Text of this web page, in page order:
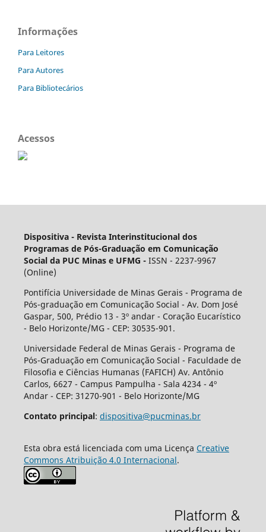
Informações
Para Leitores
Para Autores
Para Bibliotecários
Acessos
Dispositiva - Revista Interinstitucional dos
Programas de Pós-Graduação em Comunicação
Social da PUC Minas e UFMG - ISSN - 2237-9967
(Online)
Pontifícia Universidade de Minas Gerais - Programa de
Pós-graduação em Comunicação Social - Av. Dom José
Gaspar, 500, Prédio 13 - 3º andar - Coração Eucarístico
- Belo Horizonte/MG - CEP: 30535-901.
Universidade Federal de Minas Gerais - Programa de
Pós-Graduação em Comunicação Social - Faculdade de
Filosofia e Ciências Humanas (FAFICH) Av. Antônio
Carlos, 6627 - Campus Pampulha - Sala 4234 - 4º
Andar - CEP: 31270-901 - Belo Horizonte/MG
Contato principal: dispositiva@pucminas.br
Esta obra está licenciada com uma Licença Creative
Commons Atribuição 4.0 Internacional.